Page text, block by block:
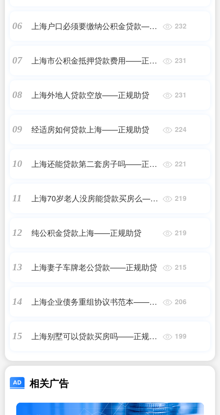
06
上海户口必须要缴纳公积金贷款——
232
07
上海市公积金抵押贷款费用——正规
231
08 上海外地人贷款空放——正规助贷 231
09 经适房如何贷款上海——正规助贷 224
10
上海还能贷款第二套房子吗——正规
221
11
上海70岁老人没房能贷款买房么——
219
12 纯公积金贷款上海——正规助贷 219
13 上海妻子车牌老公贷款——正规助贷 215
14
上海企业债务重组协议书范本——正
206
15
上海别墅可以贷款买房吗——正规助
199
相关广告